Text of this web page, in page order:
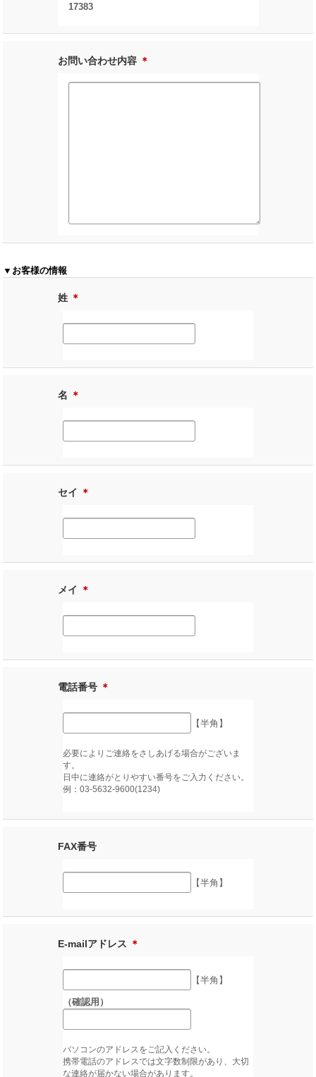
17383
お問い合わせ内容 ＊
▼お客様の情報
姓 ＊
名 ＊
セイ ＊
メイ ＊
電話番号 ＊
【半角】
必要によりご連絡をさしあげる場合がございま
す。
日中に連絡がとりやすい番号をご入力ください。
例：03-5632-9600(1234)
FAX番号
【半角】
E-mailアドレス ＊
【半角】
（確認用）
パソコンのアドレスをご記入ください。
携帯電話のアドレスでは文字数制限があり、大切
な連絡が届かない場合があります。